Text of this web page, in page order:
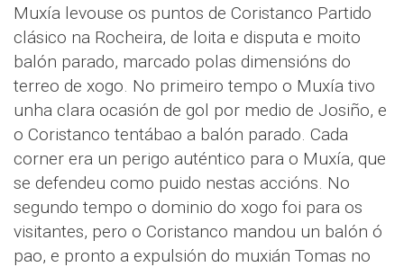
Muxía levouse os puntos de Coristanco Partido
clásico na Rocheira, de loita e disputa e moito
balón parado, marcado polas dimensións do
terreo de xogo. No primeiro tempo o Muxía tivo
unha clara ocasión de gol por medio de Josiño, e
o Coristanco tentábao a balón parado. Cada
corner era un perigo auténtico para o Muxía, que
se defendeu como puido nestas accións. No
segundo tempo o dominio do xogo foi para os
visitantes, pero o Coristanco mandou un balón ó
pao, e pronto a expulsión do muxián Tomas no